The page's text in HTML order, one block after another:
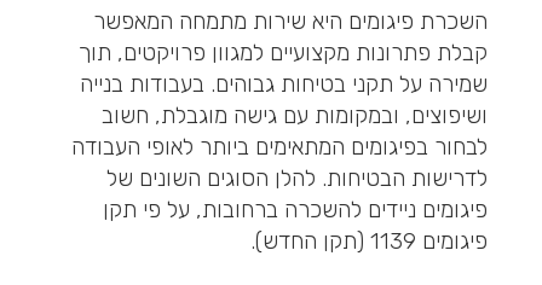
השכרת פיגומים היא שירות מתמחה המאפשר
קבלת פתרונות מקצועיים למגוון פרויקטים, תוך
שמירה על תקני בטיחות גבוהים. בעבודות בנייה
ושיפוצים, ובמקומות עם גישה מוגבלת, חשוב
לבחור בפיגומים המתאימים ביותר לאופי העבודה
לדרישות הבטיחות. להלן הסוגים השונים של
פיגומים ניידים להשכרה ברחובות, על פי תקן
פיגומים 1139 (תקן החדש).